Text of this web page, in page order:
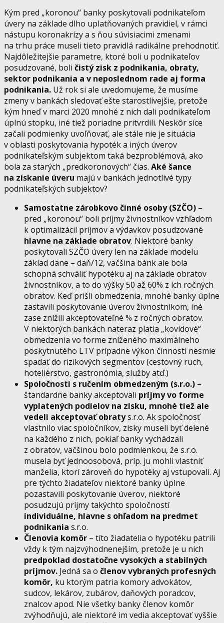
Kým pred „koronou“ banky poskytovali podnikateľom
úvery na základe dlho uplatňovaných pravidiel, v rámci
nástupu koronakrízy a s ňou súvisiacimi zmenami
na trhu práce museli tieto pravidlá radikálne prehodnotiť.
Najdôležitejšie parametre, ktoré boli u podnikateľov
posudzované, boli čistý zisk z podnikania, obraty,
sektor podnikania a v neposlednom rade aj forma
podnikania. Už rok si ale uvedomujeme, že musíme
zmeny v bankách sledovať ešte starostlivejšie, pretože
kým hneď v marci 2020 mnohé z nich dali podnikateľom
úplnú stopku, iné tiež poriadne pritvrdili. Neskôr síce
začali podmienky uvoľňovať, ale stále nie je situácia
v oblasti poskytovania hypoték a iných úverov
podnikateľským subjektom taká bezproblémová, ako
bola za starých „predkoronových“ čias. Aké šance
na získanie úveru majú v bankách jednotlivé typy
podnikateľských subjektov?
Samostatne zárobkovo činné osoby (SZČO) –
pred „koronou“ boli príjmy živnostníkov vzhľadom
k optimalizácií príjmov a výdavkov posudzované
hlavne na základe obratov. Niektoré banky
poskytovali SZČO úvery len na základe modelu
základ dane – daň/12, väčšina bánk ale bola
schopná schváliť hypotéku aj na základe obratov
živnostníkov, a to do výšky 50 až 60% z ich ročných
obratov. Keď prišli obmedzenia, mnohé banky úplne
zastavili poskytovanie úverov živnostníkom, iné
zase znížili akceptovateľné % z ročných obratov.
V niektorých bankách nateraz platia „kovidové“
obmedzenia vo forme zníženého maximálneho
poskytnutého LTV prípadne výkon činnosti nesmie
spadať do rizikových segmentov (cestovný ruch,
hoteliérstvo, gastronómia, služby atď.)
Spoločnosti s ručením obmedzeným (s.r.o.) –
štandardne banky akceptovali príjmy vo forme
vyplatených podielov na zisku, mnohé tiež ale
vedeli akceptovať obratys.r.o. Ak spoločnosť
vlastnilo viac spoločníkov, zisky museli byť delené
na každého z nich, pokiaľ banky vychádzali
z obratov, väčšinou bolo podmienkou, že s.r.o.
musela byť jednoosobová, príp. ju mohli vlastniť
manželia, ktorí zároveň do hypotéky aj vstupovali. Aj
pre týchto žiadateľov niektoré banky úplne
pozastavili poskytovanie úverov, niektoré
posudzujú príjmy takýchto spoločností
individuálne, hlavne s ohľadom na predmet
podnikania s.r.o.
Členovia komôr – títo žiadatelia o hypotéku patrili
vždy k tým najzvýhodnenejším, pretože je u nich
predpoklad dostatočne vysokých a stabilných
príjmov. Jedná sa o členov vybraných profesných
komôr, ku ktorým patria komory advokátov,
sudcov, lekárov, zubárov, daňových poradcov,
znalcov apod. Nie všetky banky členov komôr
zvýhodňujú, ale niektoré im vedia akceptovať vyššie